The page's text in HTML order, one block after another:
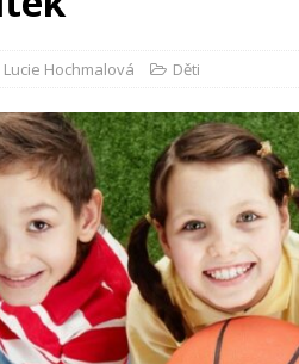
Lucie Hochmalová Děti